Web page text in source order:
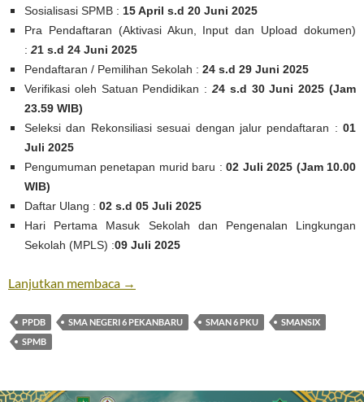
Sosialisasi SPMB : 15 April s.d 20 Juni 2025
Pra Pendaftaran (Aktivasi Akun, Input dan Upload dokumen)
: 21 s.d 24 Juni 2025
Pendaftaran / Pemilihan Sekolah : 24 s.d 29 Juni 2025
Verifikasi oleh Satuan Pendidikan : 24 s.d 30 Juni 2025 (Jam
23.59 WIB)
Seleksi dan Rekonsiliasi sesuai dengan jalur pendaftaran : 01
Juli 2025
Pengumuman penetapan murid baru :02 Juli 2025 (Jam 10.00
WIB)
Daftar Ulang : 02 s.d 05 Juli 2025
Hari Pertama Masuk Sekolah dan Pengenalan Lingkungan
Sekolah (MPLS) :09 Juli 2025
Lanjutkan membaca Pendaftaran SPMB 2025
→
PPDB SMA NEGERI 6 PEKANBARU SMAN 6 PKU
SMANSIX
SPMB